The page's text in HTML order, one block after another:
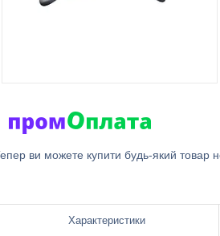
ви можете купити будь-який товар
Характеристики